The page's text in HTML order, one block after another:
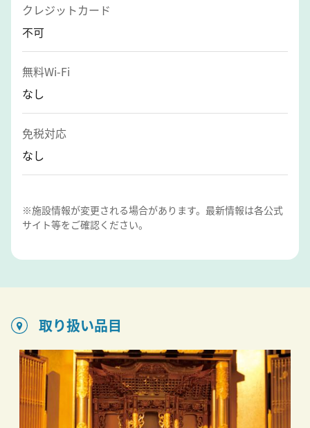
クレジットカード
不可
無料Wi-Fi
なし
免税対応
なし
※施設情報が変更される場合があります。最新情報は各公式
サイト等をご確認ください。
取り扱い品目